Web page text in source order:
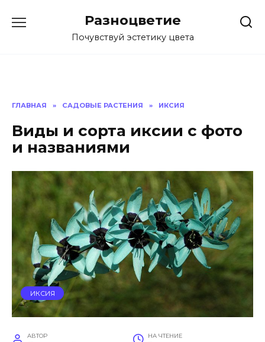
Разноцветие
Почувствуй эстетику цвета
ГЛАВНАЯ » САДОВЫЕ РАСТЕНИЯ » ИКСИЯ
Виды и сорта иксии с фото
и названиями
ИКСИЯ
АВТОР НА ЧТЕНИЕ